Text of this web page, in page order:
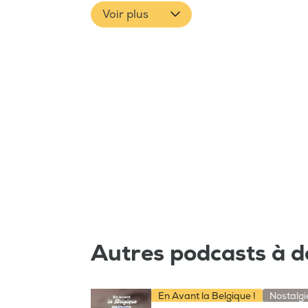
Voir plus
Autres podcasts à
En Avant la Belgique !